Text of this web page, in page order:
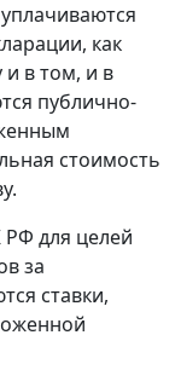
как
и в том, и в
публично-
стоимость
РФ для целей
за
ставки,